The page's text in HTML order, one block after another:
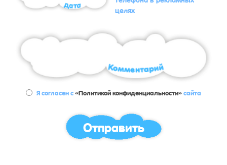
целях
Я согласен с«Политикой конфиденциальности»сайта
Отправить